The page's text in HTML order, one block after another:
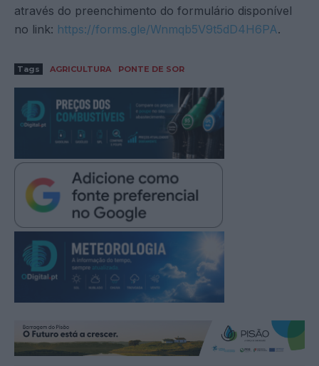
através do preenchimento do formulário disponível
no link: https://forms.gle/Wnmqb5V9t5dD4H6PA.
Tags AGRICULTURA PONTE DE SOR